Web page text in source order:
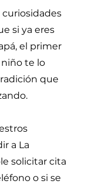
curiosidades
si ya eres
el primer
te lo
que
a La
solicitar cita
o si se